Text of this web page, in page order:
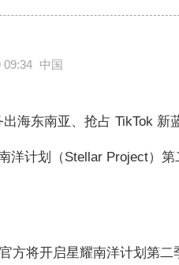
09:34 中国
海东南亚、抢占 TikTok 新
洋计划（Stellar Project）第
方将开启星耀南洋计划第二